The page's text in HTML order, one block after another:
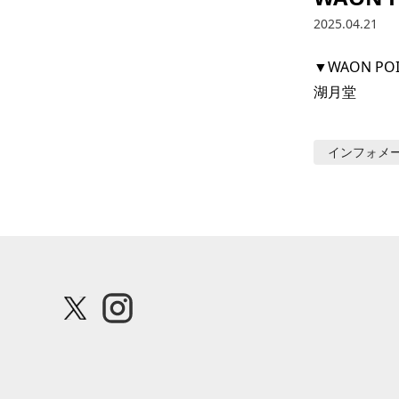
2025.04.21
▼WAON
湖月堂
インフォメ